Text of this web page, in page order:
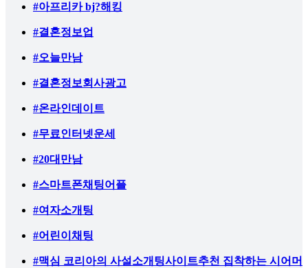
#아프리카 bj?해킹
#결혼정보업
#오늘만남
#결혼정보회사광고
#온라인데이트
#무료인터넷운세
#20대만남
#스마트폰채팅어플
#여자소개팅
#어린이채팅
#맥심 코리아의 사설소개팅사이트추천 집착하는 시어머